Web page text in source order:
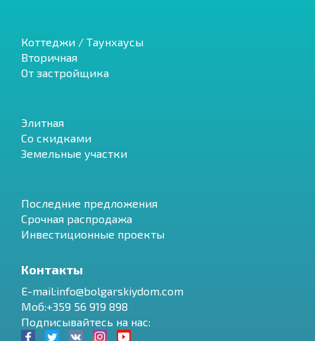
Коттеджи / Таунхаусы
Вторичная
От застройщика
Элитная
Со скидками
Земельные участки
Последние предложения
Срочная распродажа
Инвестиционные проекты
Контакты
E-mail:info@bolgarskiydom.com
Моб:+359 56 919 898
Подписывайтесь на нас: